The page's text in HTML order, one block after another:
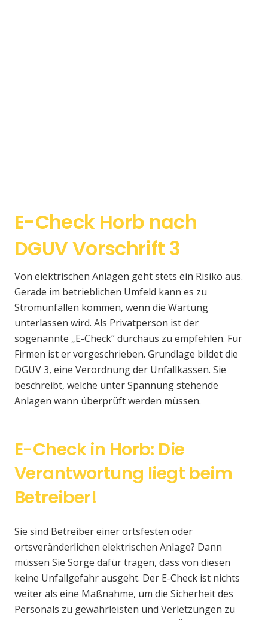
E-Check Horb nach
DGUV Vorschrift 3
Von elektrischen Anlagen geht stets ein Risiko aus.
Gerade im betrieblichen Umfeld kann es zu
Stromunfällen kommen, wenn die Wartung
unterlassen wird. Als Privatperson ist der
sogenannte „E-Check“ durchaus zu empfehlen. Für
Firmen ist er vorgeschrieben. Grundlage bildet die
DGUV 3, eine Verordnung der Unfallkassen. Sie
beschreibt, welche unter Spannung stehende
Anlagen wann überprüft werden müssen.
E-Check in Horb: Die
Verantwortung liegt beim
Betreiber!
Sie sind Betreiber einer ortsfesten oder
ortsveränderlichen elektrischen Anlage? Dann
müssen Sie Sorge dafür tragen, dass von diesen
keine Unfallgefahr ausgeht. Der E-Check ist nichts
weiter als eine Maßnahme, um die Sicherheit des
Personals zu gewährleisten und Verletzungen zu